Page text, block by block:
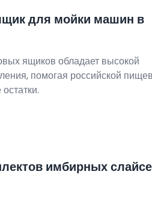
для мойки машин в
ящиков обладает высокой
помогая российской
имбирных